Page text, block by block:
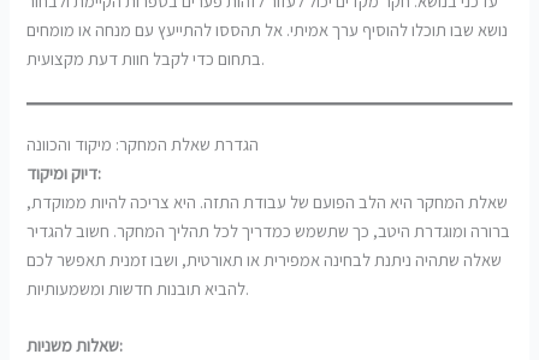
נושא שבו תוכלו להוסיף ערך אמיתי. אל תהססו להתייעץ עם מנחה או מומחים
בתחום כדי לקבל חוות דעת מקצועית.
הגדרת שאלת המחקר: מיקוד והכוונה
דיוק ומיקוד:
שאלת המחקר היא הלב הפועם של עבודת התזה. היא צריכה להיות ממוקדת,
ברורה ומוגדרת היטב, כך שתשמש כמדריך לכל תהליך המחקר. חשוב להגדיר
שאלה שתהיה ניתנת לבחינה אמפירית או תאורטית, ושבו זמנית תאפשר לכם
להביא תובנות חדשות ומשמעותיות.
שאלות משניות: